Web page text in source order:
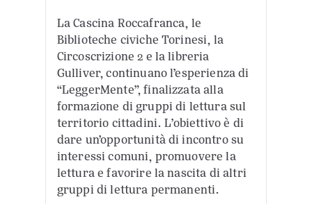
La Cascina Roccafranca, le
Biblioteche civiche Torinesi, la
Circoscrizione 2 e la libreria
Gulliver, continuano l’esperienza di
“LeggerMente”, finalizzata alla
formazione di gruppi di lettura sul
territorio cittadini. L’obiettivo è di
dare un’opportunità di incontro su
interessi comuni, promuovere la
lettura e favorire la nascita di altri
gruppi di lettura permanenti.